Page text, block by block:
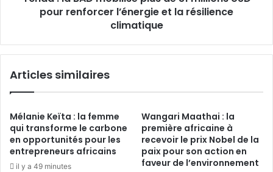
et
résilience
pour renforcer l’énergie et la résilience
climatique
Articles similaires
Mélanie Keïta : la femme
qui transforme le carbone
en opportunités pour les
entrepreneurs africains
il y a 49 minutes
Wangari Maathai : la
première africaine à
recevoir le prix Nobel de la
paix pour son action en
faveur de l’environnement